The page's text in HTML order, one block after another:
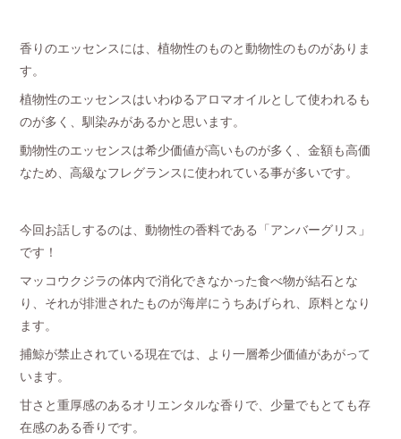
香りのエッセンスには、植物性のものと動物性のものがありま
す。
植物性のエッセンスはいわゆるアロマオイルとして使われるも
のが多く、馴染みがあるかと思います。
動物性のエッセンスは希少価値が高いものが多く、金額も高価
なため、高級なフレグランスに使われている事が多いです。
今回お話しするのは、動物性の香料である「アンバーグリス」
です！
マッコウクジラの体内で消化できなかった食べ物が結石とな
り、それが排泄されたものが海岸にうちあげられ、原料となり
ます。
捕鯨が禁止されている現在では、より一層希少価値があがって
います。
甘さと重厚感のあるオリエンタルな香りで、少量でもとても存
在感のある香りです。